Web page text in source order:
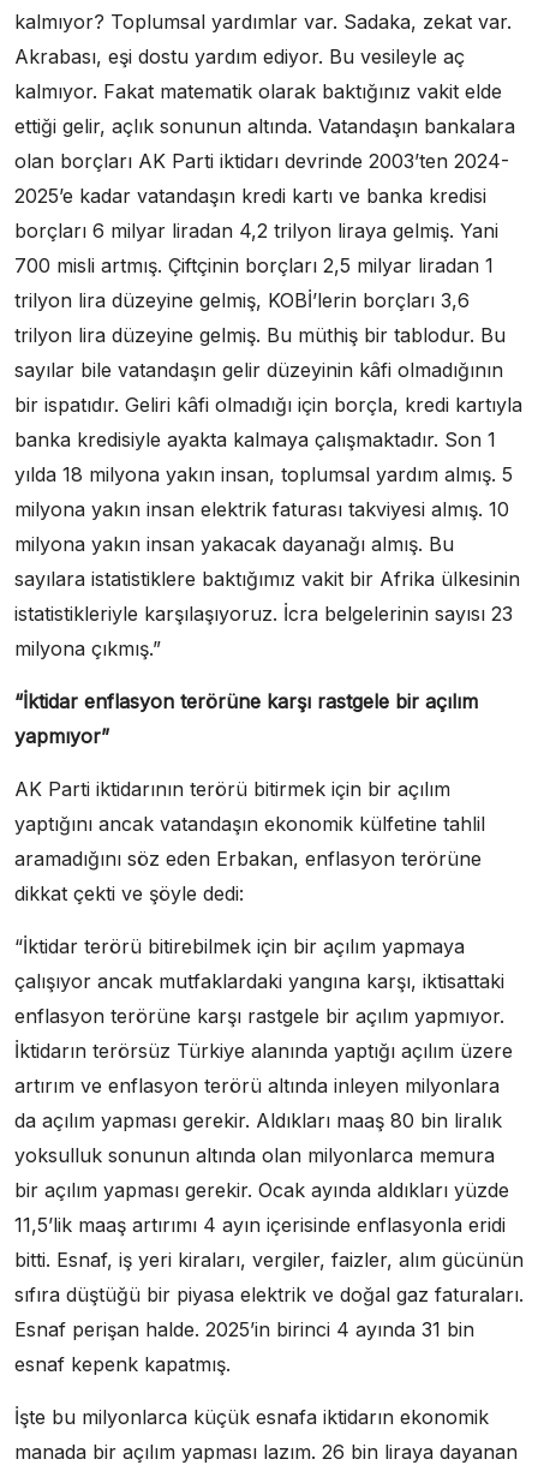
kalmıyor? Toplumsal yardımlar var. Sadaka, zekat var.
Akrabası, eşi dostu yardım ediyor. Bu vesileyle aç
kalmıyor. Fakat matematik olarak baktığınız vakit elde
ettiği gelir, açlık sonunun altında. Vatandaşın bankalara
olan borçları AK Parti iktidarı devrinde 2003’ten 2024-
2025’e kadar vatandaşın kredi kartı ve banka kredisi
borçları 6 milyar liradan 4,2 trilyon liraya gelmiş. Yani
700 misli artmış. Çiftçinin borçları 2,5 milyar liradan 1
trilyon lira düzeyine gelmiş, KOBİ’lerin borçları 3,6
trilyon lira düzeyine gelmiş. Bu müthiş bir tablodur. Bu
sayılar bile vatandaşın gelir düzeyinin kâfi olmadığının
bir ispatıdır. Geliri kâfi olmadığı için borçla, kredi kartıyla
banka kredisiyle ayakta kalmaya çalışmaktadır. Son 1
yılda 18 milyona yakın insan, toplumsal yardım almış. 5
milyona yakın insan elektrik faturası takviyesi almış. 10
milyona yakın insan yakacak dayanağı almış. Bu
sayılara istatistiklere baktığımız vakit bir Afrika ülkesinin
istatistikleriyle karşılaşıyoruz. İcra belgelerinin sayısı 23
milyona çıkmış.”
“İktidar enflasyon terörüne karşı rastgele bir açılım
yapmıyor”
AK Parti iktidarının terörü bitirmek için bir açılım
yaptığını ancak vatandaşın ekonomik külfetine tahlil
aramadığını söz eden Erbakan, enflasyon terörüne
dikkat çekti ve şöyle dedi:
“İktidar terörü bitirebilmek için bir açılım yapmaya
çalışıyor ancak mutfaklardaki yangına karşı, iktisattaki
enflasyon terörüne karşı rastgele bir açılım yapmıyor.
İktidarın terörsüz Türkiye alanında yaptığı açılım üzere
artırım ve enflasyon terörü altında inleyen milyonlara
da açılım yapması gerekir. Aldıkları maaş 80 bin liralık
yoksulluk sonunun altında olan milyonlarca memura
bir açılım yapması gerekir. Ocak ayında aldıkları yüzde
11,5’lik maaş artırımı 4 ayın içerisinde enflasyonla eridi
bitti. Esnaf, iş yeri kiraları, vergiler, faizler, alım gücünün
sıfıra düştüğü bir piyasa elektrik ve doğal gaz faturaları.
Esnaf perişan halde. 2025’in birinci 4 ayında 31 bin
esnaf kepenk kapatmış.
İşte bu milyonlarca küçük esnafa iktidarın ekonomik
manada bir açılım yapması lazım. 26 bin liraya dayanan